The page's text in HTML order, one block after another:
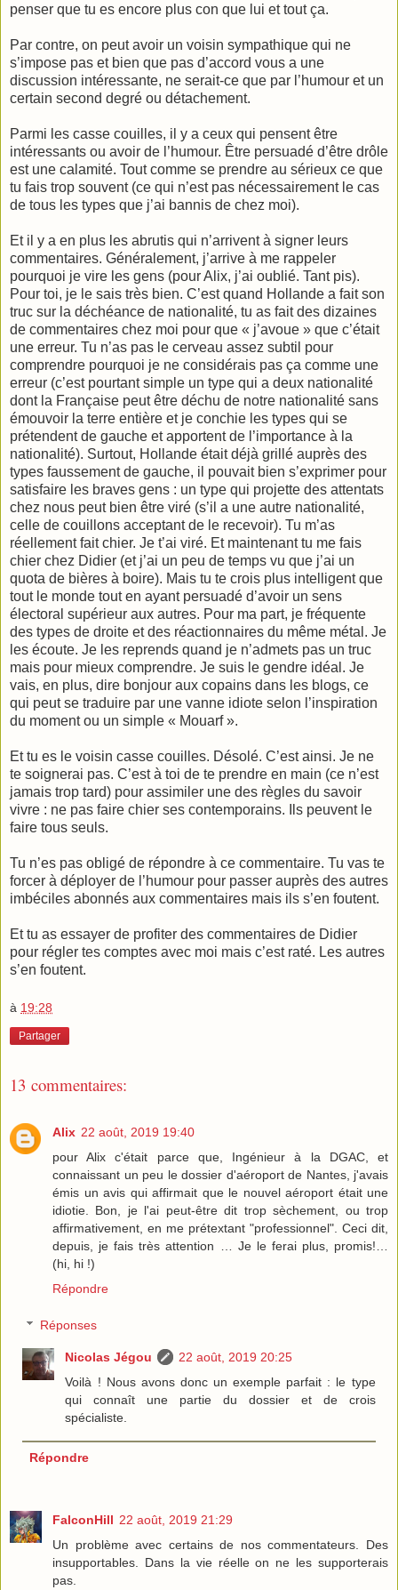
penser que tu es encore plus con que lui et tout ça.
Par contre, on peut avoir un voisin sympathique qui ne
s’impose pas et bien que pas d’accord vous a une
discussion intéressante, ne serait-ce que par l’humour et un
certain second degré ou détachement.
Parmi les casse couilles, il y a ceux qui pensent être
intéressants ou avoir de l’humour. Être persuadé d’être drôle
est une calamité. Tout comme se prendre au sérieux ce que
tu fais trop souvent (ce qui n’est pas nécessairement le cas
de tous les types que j’ai bannis de chez moi).
Et il y a en plus les abrutis qui n’arrivent à signer leurs
commentaires. Généralement, j’arrive à me rappeler
pourquoi je vire les gens (pour Alix, j’ai oublié. Tant pis).
Pour toi, je le sais très bien. C’est quand Hollande a fait son
truc sur la déchéance de nationalité, tu as fait des dizaines
de commentaires chez moi pour que « j’avoue » que c’était
une erreur. Tu n’as pas le cerveau assez subtil pour
comprendre pourquoi je ne considérais pas ça comme une
erreur (c’est pourtant simple un type qui a deux nationalité
dont la Française peut être déchu de notre nationalité sans
émouvoir la terre entière et je conchie les types qui se
prétendent de gauche et apportent de l’importance à la
nationalité). Surtout, Hollande était déjà grillé auprès des
types faussement de gauche, il pouvait bien s’exprimer pour
satisfaire les braves gens : un type qui projette des attentats
chez nous peut bien être viré (s’il a une autre nationalité,
celle de couillons acceptant de le recevoir). Tu m’as
réellement fait chier. Je t’ai viré. Et maintenant tu me fais
chier chez Didier (et j’ai un peu de temps vu que j’ai un
quota de bières à boire). Mais tu te crois plus intelligent que
tout le monde tout en ayant persuadé d’avoir un sens
électoral supérieur aux autres. Pour ma part, je fréquente
des types de droite et des réactionnaires du même métal. Je
les écoute. Je les reprends quand je n’admets pas un truc
mais pour mieux comprendre. Je suis le gendre idéal. Je
vais, en plus, dire bonjour aux copains dans les blogs, ce
qui peut se traduire par une vanne idiote selon l’inspiration
du moment ou un simple « Mouarf ».
Et tu es le voisin casse couilles. Désolé. C’est ainsi. Je ne
te soignerai pas. C’est à toi de te prendre en main (ce n’est
jamais trop tard) pour assimiler une des règles du savoir
vivre : ne pas faire chier ses contemporains. Ils peuvent le
faire tous seuls.
Tu n’es pas obligé de répondre à ce commentaire. Tu vas te
forcer à déployer de l’humour pour passer auprès des autres
imbéciles abonnés aux commentaires mais ils s’en foutent.
Et tu as essayer de profiter des commentaires de Didier
pour régler tes comptes avec moi mais c’est raté. Les autres
s’en foutent.
à 19:28
Partager
13 commentaires:
Alix 22 août, 2019 19:40
pour Alix c'était parce que, Ingénieur à la DGAC, et
connaissant un peu le dossier d'aéroport de Nantes, j'avais
émis un avis qui affirmait que le nouvel aéroport était une
idiotie. Bon, je l'ai peut-être dit trop sèchement, ou trop
affirmativement, en me prétextant "professionnel". Ceci dit,
depuis, je fais très attention … Je le ferai plus, promis!…
(hi, hi !)
Répondre
Réponses
Nicolas Jégou
22 août, 2019 20:25
Voilà ! Nous avons donc un exemple parfait : le type
qui connaît une partie du dossier et de crois
spécialiste.
Répondre
FalconHill 22 août, 2019 21:29
Un problème avec certains de nos commentateurs. Des
insupportables. Dans la vie réelle on ne les supporterais
pas.